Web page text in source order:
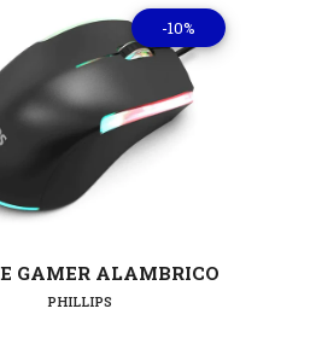
-10%
GAMER ALAMBRICO
PHILLIPS